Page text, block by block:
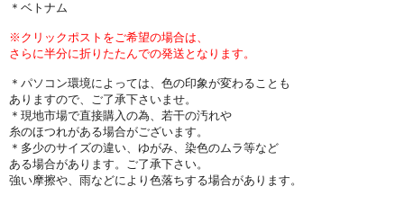
＊ベトナム
※クリックポストをご希望の場合は、
さらに半分に折りたたんでの発送となります。
＊パソコン環境によっては、色の印象が変わることも
ありますので、ご了承下さいませ。
＊現地市場で直接購入の為、若干の汚れや
糸のほつれがある場合がございます。
＊多少のサイズの違い、ゆがみ、染色のムラ等など
ある場合があります。ご了承下さい。
強い摩擦や、雨などにより色落ちする場合があります。